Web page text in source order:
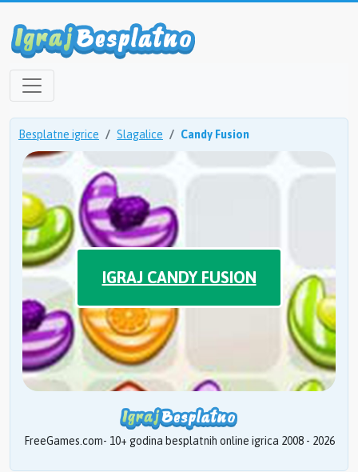
Besplatne igrice Slagalice Candy Fusion
IGRAJ CANDY FUSION
FreeGames.com- 10+ godina besplatnih online igrica 2008 - 2026